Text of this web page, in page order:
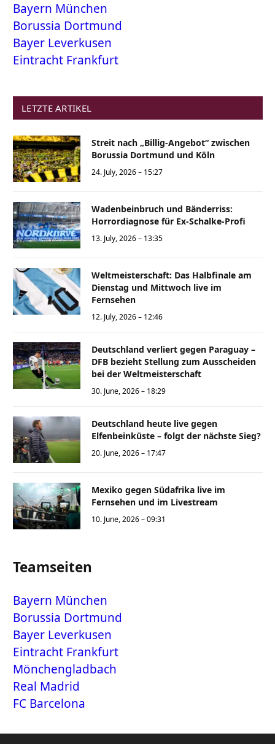
Bayern München
Borussia Dortmund
Bayer Leverkusen
Eintracht Frankfurt
LETZTE ARTIKEL
Streit nach „Billig-Angebot“ zwischen
Borussia Dortmund und Köln
24. July, 2026 – 15:27
Wadenbeinbruch und Bänderriss:
Horrordiagnose für Ex-Schalke-Profi
13. July, 2026 – 13:35
Weltmeisterschaft: Das Halbfinale am
Dienstag und Mittwoch live im
Fernsehen
12. July, 2026 – 12:46
Deutschland verliert gegen Paraguay –
DFB bezieht Stellung zum Ausscheiden
bei der Weltmeisterschaft
30. June, 2026 – 18:29
Deutschland heute live gegen
Elfenbeinküste – folgt der nächste Sieg?
20. June, 2026 – 17:47
Mexiko gegen Südafrika live im
Fernsehen und im Livestream
10. June, 2026 – 09:31
Teamseiten
Bayern München
Borussia Dortmund
Bayer Leverkusen
Eintracht Frankfurt
Mönchengladbach
Real Madrid
FC Barcelona